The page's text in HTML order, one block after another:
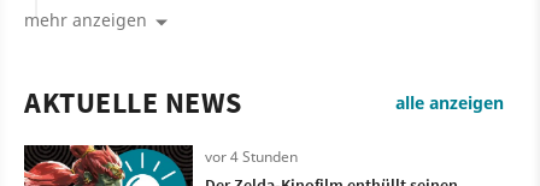
mehr anzeigen
AKTUELLE NEWS alle anzeigen
vor 4 Stunden